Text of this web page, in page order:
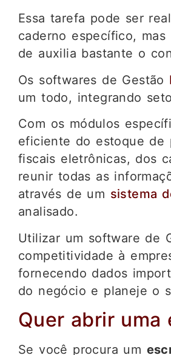
Essa tarefa pode ser
caderno específico,
de auxilia bastante o
Os softwares de Gestão
um todo, integrando
Com os módulos
eficiente do estoque de
fiscais eletrônicas, dos
reunir todas as
através de um sistema
analisado.
Utilizar um software de
competitividade à
fornecendo dados
do negócio e planeje o
Quer abrir uma
Se você procura um